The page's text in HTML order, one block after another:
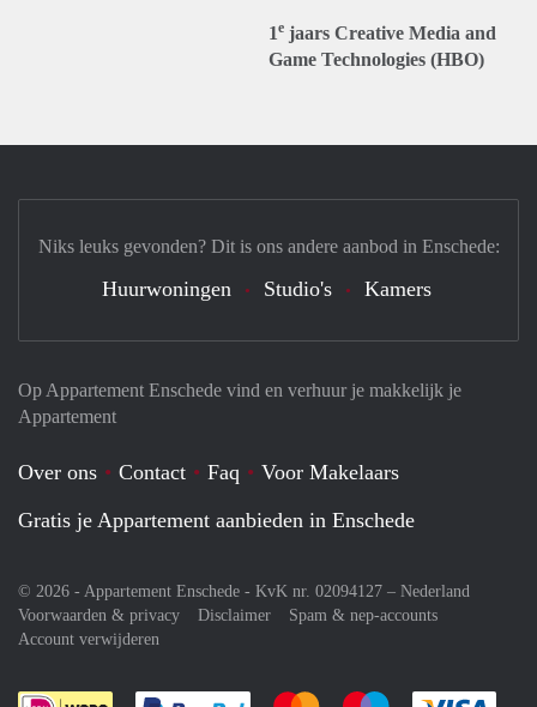
1e jaars Creative Media and
Game Technologies (HBO)
Op Appartement Enschede vind en verhuur je makkelijk je
Appartement
Over ons Contact Faq
Voor Makelaars
Gratis je Appartement aanbieden in Enschede
© 2026 - Appartement Enschede - KvK nr. 02094127 – Nederland
Voorwaarden & privacy
Disclaimer
Spam & nep-accounts
Account verwijderen
Niks leuks gevonden? Dit is ons andere aanbod in Enschede:
Huurwoningen Studio's Kamers